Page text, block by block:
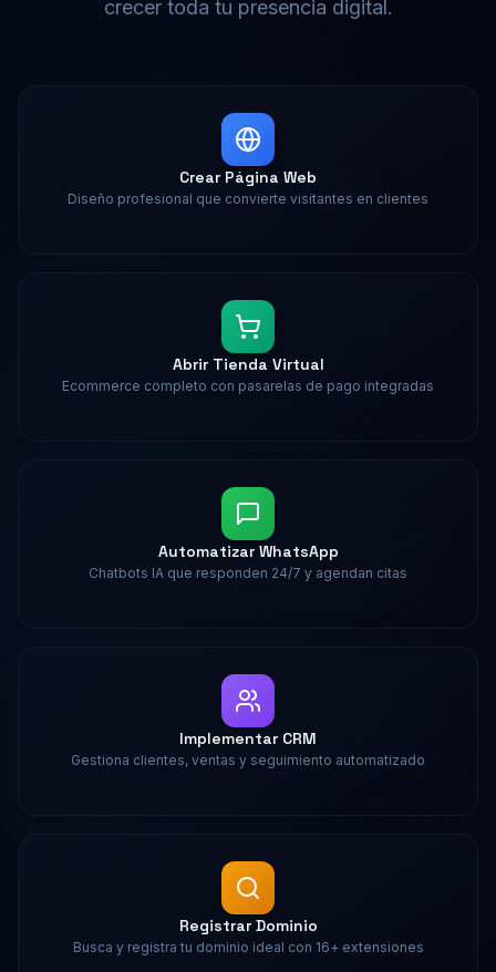
crecer toda tu presencia digital.
Crear Página Web
Diseño profesional que convierte visitantes en clientes
Abrir Tienda Virtual
Ecommerce completo con pasarelas de pago integradas
Automatizar WhatsApp
Chatbots IA que responden 24/7 y agendan citas
Implementar CRM
Gestiona clientes, ventas y seguimiento automatizado
Registrar Dominio
Busca y registra tu dominio ideal con 16+ extensiones